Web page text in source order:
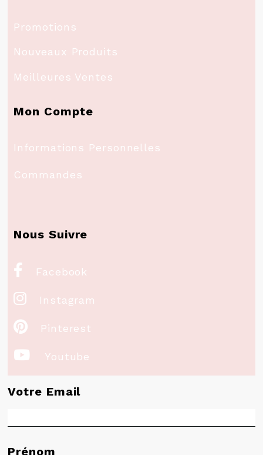
Promotions
Nouveaux Produits
Meilleures Ventes
Mon Compte
Informations Personnelles
Commandes
Nous Suivre
 Facebook
 Instagram
 Pinterest
 Youtube
Votre Email
Prénom